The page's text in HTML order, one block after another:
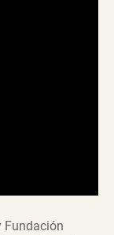
Fundación